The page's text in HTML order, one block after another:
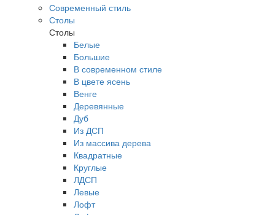
Современный стиль
Столы
Столы
Белые
Большие
В современном стиле
В цвете ясень
Венге
Деревянные
Дуб
Из ДСП
Из массива дерева
Квадратные
Круглые
ЛДСП
Левые
Лофт